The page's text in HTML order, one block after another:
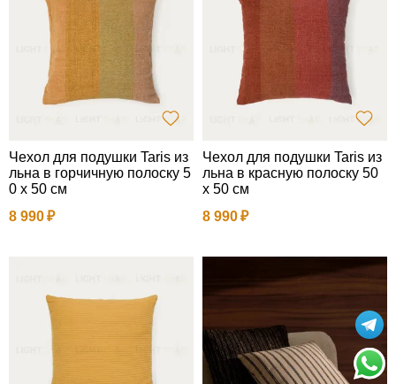
Чехол для подушки Taris из
льна в горчичную полоску 5
0 х 50 см
8 990
Чехол для подушки Taris из
льна в красную полоску 50
x 50 см
8 990